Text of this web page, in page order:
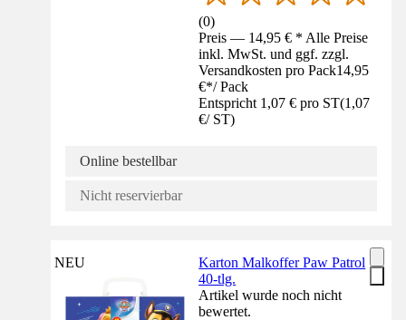
(0)
Preis — 14,95 € * Alle Preise
inkl. MwSt. und ggf. zzgl.
Versandkosten pro Pack14,95
€*/ Pack
Entspricht 1,07 € pro ST(1,07
€/ ST)
Online bestellbar
Nicht reservierbar
NEU
Karton Malkoffer Paw Patrol
40-tlg.
Artikel wurde noch nicht
bewertet.